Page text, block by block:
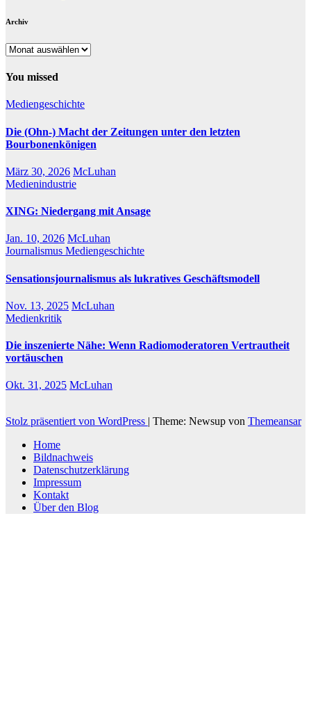
Archiv
Archiv
You missed
Mediengeschichte
Die (Ohn-) Macht der Zeitungen unter den letzten
Bourbonenkönigen
März 30, 2026 McLuhan
Medienindustrie
XING: Niedergang mit Ansage
Jan. 10, 2026 McLuhan
Journalismus Mediengeschichte
Sensationsjournalismus als lukratives Geschäftsmodell
Nov. 13, 2025 McLuhan
Medienkritik
Die inszenierte Nähe: Wenn Radiomoderatoren Vertrautheit
vortäuschen
Okt. 31, 2025 McLuhan
Stolz präsentiert von WordPress | Theme: Newsup von Themeansar
Home
Bildnachweis
Datenschutzerklärung
Impressum
Kontakt
Über den Blog